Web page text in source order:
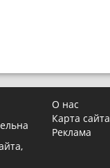
О нас
Карта сайта
Реклама